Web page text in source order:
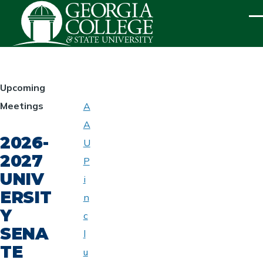
Skip to main content
HOMEPAGE
Upcoming
Meetings
2026-
2027
UNIV
ERSIT
Y
SENA
TE
UNIVERSITY
SENATE
A
A
U
P
i
n
c
l
u